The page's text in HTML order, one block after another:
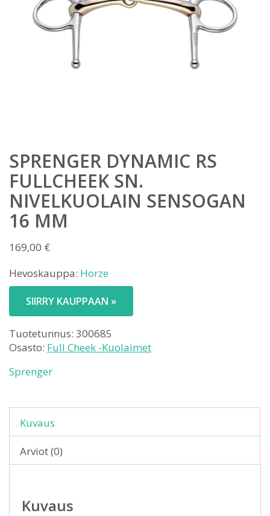
SPRENGER DYNAMIC RS
FULLCHEEK SN.
NIVELKUOLAIN SENSOGAN
16 MM
169,00 €
Hevoskauppa: Horze
SIIRRY KAUPPAAN »
Tuotetunnus: 300685
Osasto: Full Cheek -Kuolaimet
Sprenger
Kuvaus
Arviot (0)
Kuvaus